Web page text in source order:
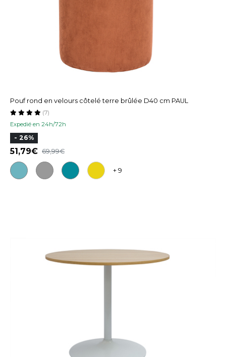
Pouf rond en velours côtelé terre brûlée D40 cm PAUL
Expedié en 24h/72h
(7)
- 26%
51,79 69,99
+ 9